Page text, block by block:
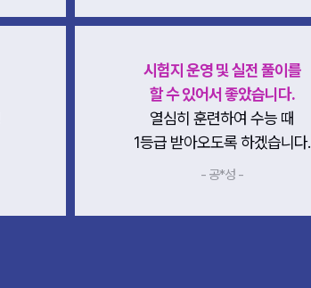
시험지 운영 및 실전 풀이를
할 수 있어서 좋았습니다.
열심히 훈련하여 수능 때
1등급 받아오도록 하겠습니다.
- 공*성 -